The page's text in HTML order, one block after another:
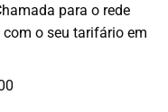
para o rede
o seu tarifário em